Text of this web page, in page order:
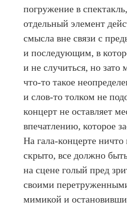
погружение в
отдельный элемент
смысла вне связи с
и последующим, в
и не случиться, но зато
что-то такое
и слов-то толком не
концерт не оставляет
впечатлению, которое
На гала-концерте
скрыто, все должно
на сцене голый пред
своими
мимикой и